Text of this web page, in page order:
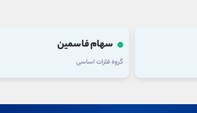
سهام فاسمین
گروه فلزات اساسی